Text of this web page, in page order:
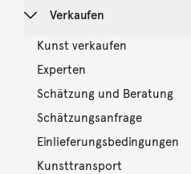
Verkaufen
Kunst verkaufen
Experten
Schätzung und Beratung
Schätzungsanfrage
Einlieferungsbedingungen
Kunsttransport